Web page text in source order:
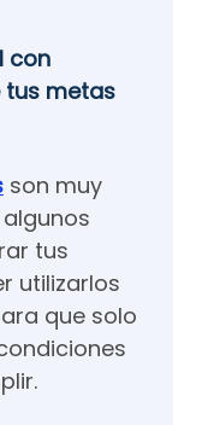
con
tus metas
son muy
tus
utilizarlos
que solo